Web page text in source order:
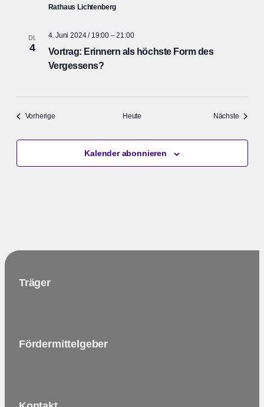
Rathaus Lichtenberg
DI.
4
Vortrag: Erinnern als höchste Form des
Vergessens?
4. Juni 2024 / 19:00 –21:00
VorherigeVeranstaltungen Heute Nächste
Kalender abonnieren
Träger
Fördermittelgeber